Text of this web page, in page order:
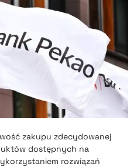
zakupu zdecydowanej
dostępnych na
rozwiązań